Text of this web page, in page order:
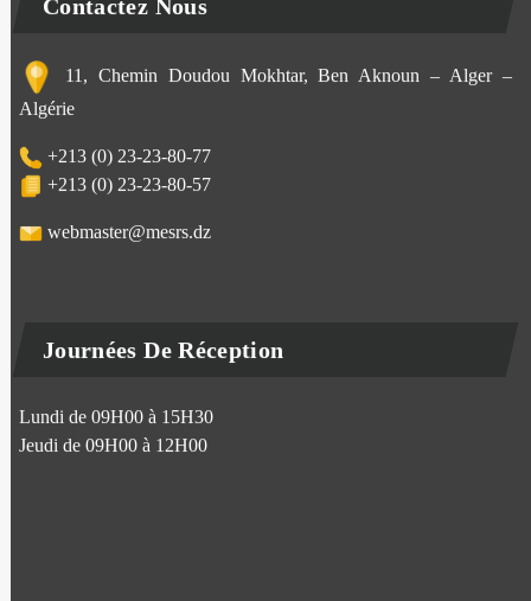
Contactez Nous
11, Chemin Doudou Mokhtar, Ben Aknoun – Alger –
Algérie
+213 (0) 23-23-80-77
+213 (0) 23-23-80-57
webmaster@mesrs.dz
Journées De Réception
Lundi de 09H00 à 15H30
Jeudi de 09H00 à 12H00